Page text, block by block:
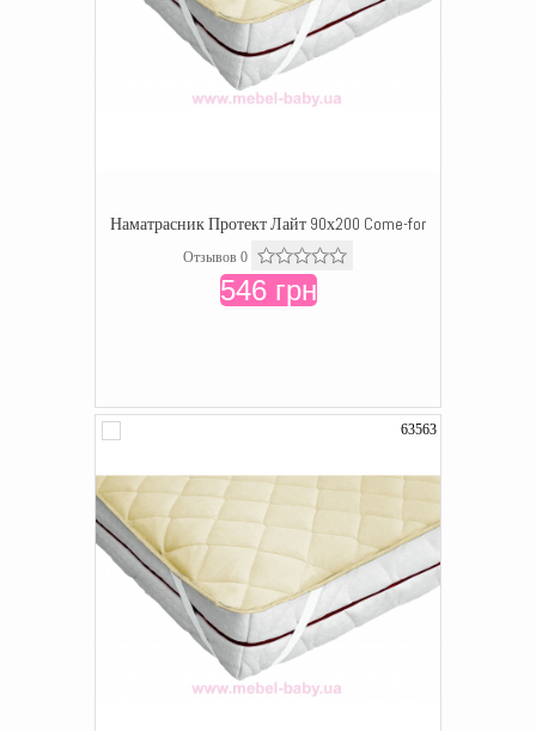
Наматрасник Протект Лайт 90х200 Come-for
Отзывов 0
546 грн
63563